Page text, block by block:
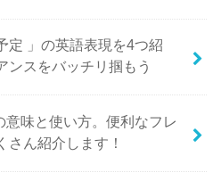
定 」の英語表現を4つ紹
ンスをバッチリ掴もう
意味と使い方。便利なフレ
さん紹介します！